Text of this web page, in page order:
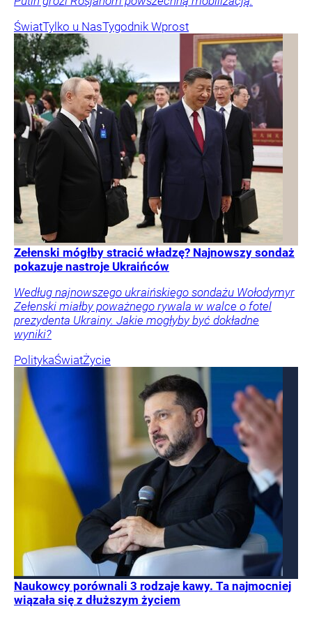
ŚwiatTylko u NasTygodnik Wprost
Zełenski mógłby stracić władzę? Najnowszy sondaż
pokazuje nastroje Ukraińców
Według najnowszego ukraińskiego sondażu Wołodymyr
Zełenski miałby poważnego rywala w walce o fotel
prezydenta Ukrainy. Jakie mogłyby być dokładne
wyniki?
PolitykaŚwiatŻycie
Naukowcy porównali 3 rodzaje kawy. Ta najmocniej
wiązała się z dłuższym życiem